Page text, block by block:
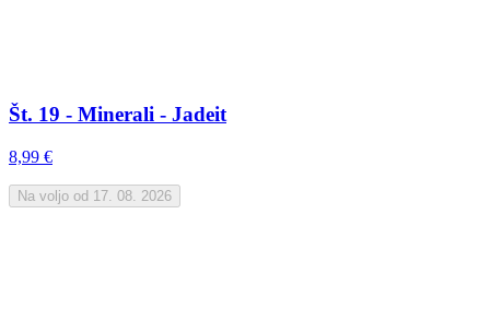
Št. 19 - Minerali - Jadeit
8,99 €
Na voljo od 17. 08. 2026